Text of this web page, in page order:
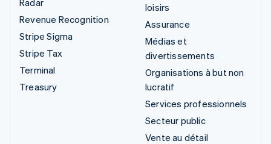
Revenue Recognition
Stripe Sigma
Stripe Tax
Terminal
Treasury
loisirs
Assurance
Médias et
divertissements
Organisations à but non
lucratif
Services professionnels
Secteur public
Vente au détail